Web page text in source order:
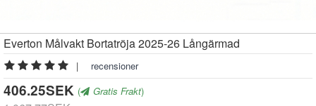
Everton Målvakt Bortatröja 2025-26 Långärmad
| recensioner
406.25SEK ( Gratis Frakt)